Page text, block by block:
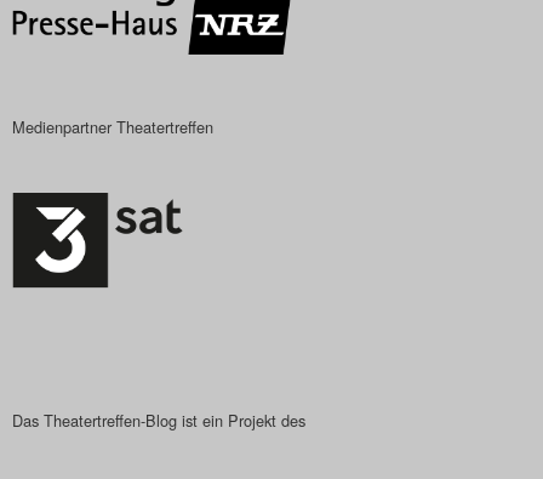
Medienpartner Theatertreffen
Das Theatertreffen-Blog ist ein Projekt des